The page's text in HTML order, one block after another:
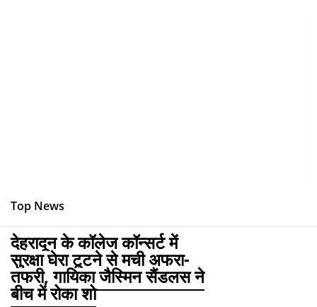
Top News
देहरादून के कॉलेज कॉन्सर्ट में
सुरक्षा घेरा टूटने से मची अफरा-
तफरी, गायिका जैस्मिन सैंडलस ने
बीच में रोका शो